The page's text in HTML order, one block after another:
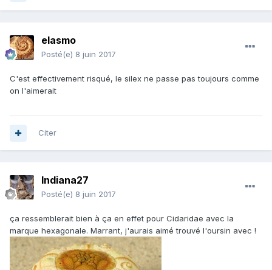
elasmo
Posté(e) 8 juin 2017
C'est effectivement risqué, le silex ne passe pas toujours comme
on l'aimerait
Citer
Indiana27
Posté(e) 8 juin 2017
ça ressemblerait bien à ça en effet pour Cidaridae avec la
marque hexagonale. Marrant, j'aurais aimé trouvé l'oursin avec !